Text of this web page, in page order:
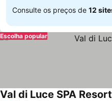
Consulte os preços de 12
Escolha popular
Val di Luce SPA Resort